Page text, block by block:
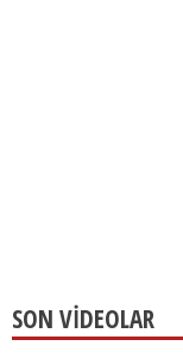
SON VİDEOLAR